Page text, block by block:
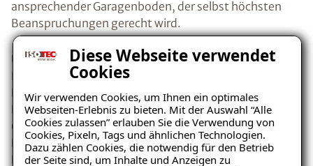
Diese Webseite verwendet
Cookies
Wir verwenden Cookies, um Ihnen ein optimales
Webseiten-Erlebnis zu bieten. Mit der Auswahl “Alle
Cookies zulassen” erlauben Sie die Verwendung von
Cookies, Pixeln, Tags und ähnlichen Technologien.
Dazu zählen Cookies, die notwendig für den Betrieb
der Seite sind, um Inhalte und Anzeigen zu
ansprechender Garagenboden, der selbst höchsten
Beanspruchungen gerecht wird.
Unser speziell konzipiertes dünnschichtiges
Beschichtungssystem sorgt dabei für eine optimale
Haftung zwischen Belag und Untergrund. Neben der
Erneuerung des Garagenbodens umfasst die Sanierung
(bei Bedarf) auch die Beseitigung übriger
Feuchtigkeitsquellen. Auch bereits bestehende
Feuchtigkeitsschäden werden dabei von uns behoben.